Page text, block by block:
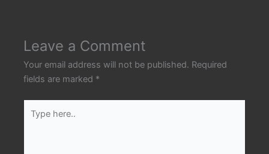
Leave a Comment
Your email address will not be published. Required
fields are marked *
here..